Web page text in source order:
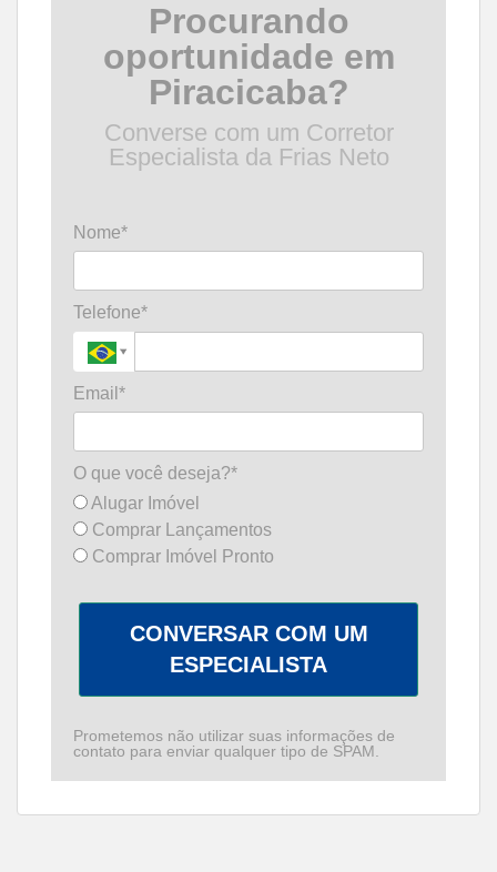
Procurando
oportunidade em
Piracicaba?
Converse com um Corretor
Especialista da Frias Neto
Nome*
Telefone*
Email*
O que você deseja?*
Alugar Imóvel
Comprar Lançamentos
Comprar Imóvel Pronto
CONVERSAR COM UM
ESPECIALISTA
Prometemos não utilizar suas informações de
contato para enviar qualquer tipo de SPAM.